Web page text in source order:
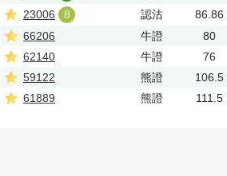
23006
8 認沽 86.86
66206
牛證 80
62140
牛證 76
59122
熊證 106.5
61889
熊證 111.5